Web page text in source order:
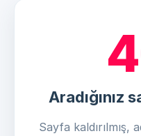
Aradığınız
Sayfa kaldırılmış,